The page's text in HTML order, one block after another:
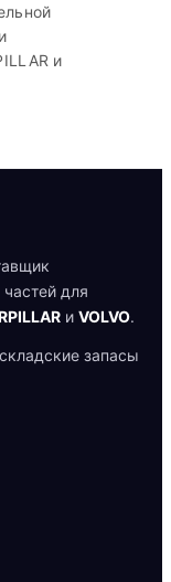
и
для
и VOLVO.
запасы